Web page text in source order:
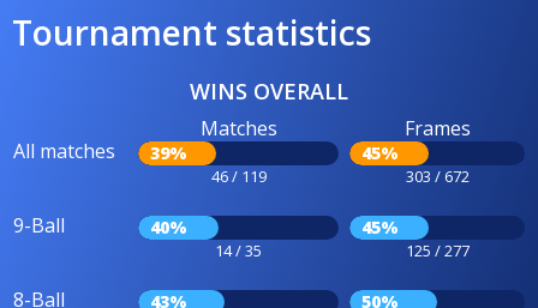
Tournament statistics
WINS OVERALL
All matches
Matches
39%
46 / 119
Frames
45%
303 / 672
9-Ball 40%
14 / 35
45%
125 / 277
8-Ball 43% 50%